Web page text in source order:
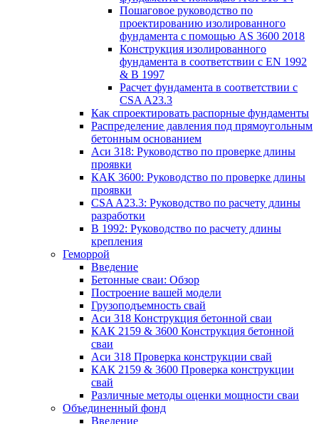
Пошаговое руководство по
проектированию изолированного
фундамента с помощью AS 3600 2018
Конструкция изолированного
фундамента в соответствии с EN 1992
& В 1997
Расчет фундамента в соответствии с
CSA A23.3
Как спроектировать распорные фундаменты
Распределение давления под прямоугольным
бетонным основанием
Аси 318: Руководство по проверке длины
проявки
КАК 3600: Руководство по проверке длины
проявки
CSA A23.3: Руководство по расчету длины
разработки
В 1992: Руководство по расчету длины
крепления
Геморрой
Введение
Бетонные сваи: Обзор
Построение вашей модели
Грузоподъемность свай
Аси 318 Конструкция бетонной сваи
КАК 2159 & 3600 Конструкция бетонной
сваи
Аси 318 Проверка конструкции свай
КАК 2159 & 3600 Проверка конструкции
свай
Различные методы оценки мощности сваи
Объединенный фонд
Введение